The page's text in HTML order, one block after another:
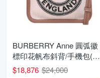
BURBERRY Anne 圓弧徽
標印花帆布斜背/手機包(米/
咖)
$18,876 $24,000